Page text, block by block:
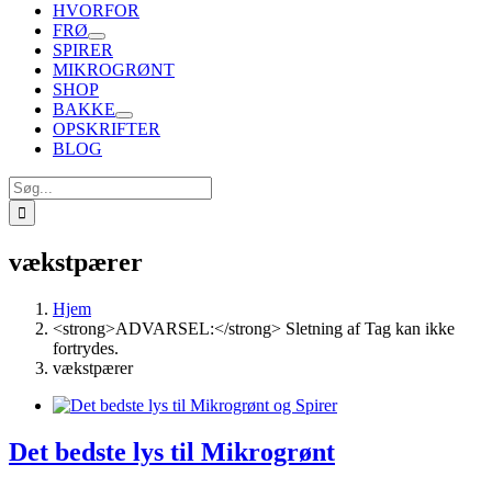
HVORFOR
FRØ
SPIRER
MIKROGRØNT
SHOP
BAKKE
OPSKRIFTER
BLOG
Søg
efter:
vækstpærer
Hjem
<strong>ADVARSEL:</strong> Sletning af Tag kan ikke
fortrydes.
vækstpærer
Det bedste lys til Mikrogrønt